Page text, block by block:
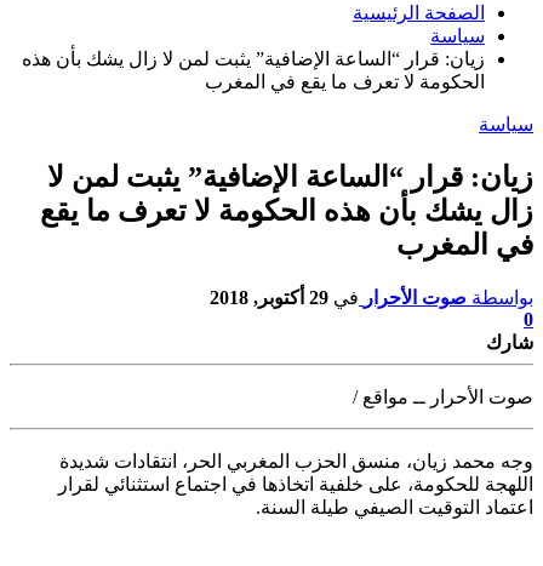
الصفحة الرئيسية
سياسة
زيان: قرار “الساعة الإضافية” يثبت لمن لا زال يشك بأن هذه
الحكومة لا تعرف ما يقع في المغرب
سياسة
زيان: قرار “الساعة الإضافية” يثبت لمن لا
زال يشك بأن هذه الحكومة لا تعرف ما يقع
في المغرب
بواسطة صوت الأحرار في 29 أكتوبر, 2018
0
شارك
صوت الأحرار ــ مواقع /
وجه محمد زيان، منسق الحزب المغربي الحر، انتقادات شديدة
اللهجة للحكومة، على خلفية اتخاذها في اجتماع استثنائي لقرار
اعتماد التوقيت الصيفي طيلة السنة.